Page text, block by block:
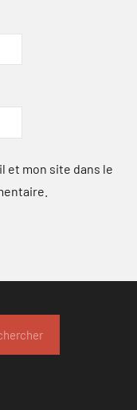
et mon site dans le